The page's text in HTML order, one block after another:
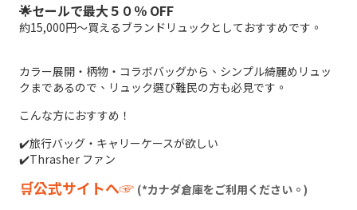
🌟セールで最大５０％ OFF
約15,000円〜買えるブランドリュックとしておすすめです。
カラー展開・柄物・コラボバッグから、シンプル綺麗めリュッ
クまであるので、リュック選び難民の方も必見です。
こんな方におすすめ！
✔️旅行バッグ・キャリーケースが欲しい
✔️Thrasher ファン
🛒公式サイトへ☞ (*カナダ倉庫をご利用ください。)